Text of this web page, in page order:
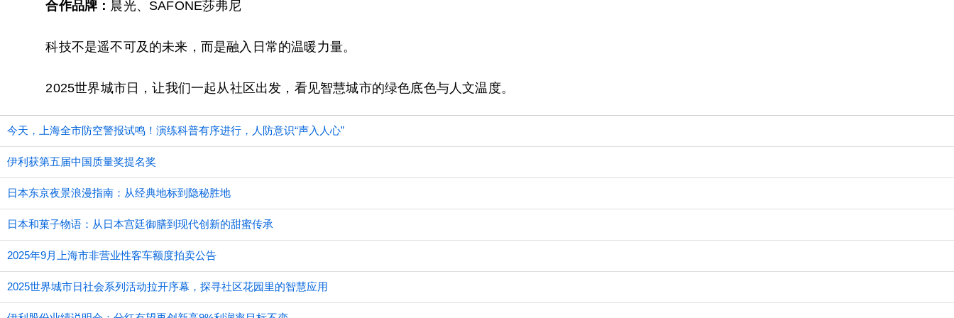
合作品牌： 晨光、SAFONE莎弗尼
科技不是遥不可及的未来，而是融入日常的温暖力量。
2025世界城市日，让我们一起从社区出发，看见智慧城市的绿色底色与人文温度。
今天，上海全市防空警报试鸣！演练科普有序进行，人防意识“声入人心”
伊利获第五届中国质量奖提名奖
日本东京夜景浪漫指南：从经典地标到隐秘胜地
日本和菓子物语：从日本宫廷御膳到现代创新的甜蜜传承
2025年9月上海市非营业性客车额度拍卖公告
2025世界城市日社会系列活动拉开序幕，探寻社区花园里的智慧应用